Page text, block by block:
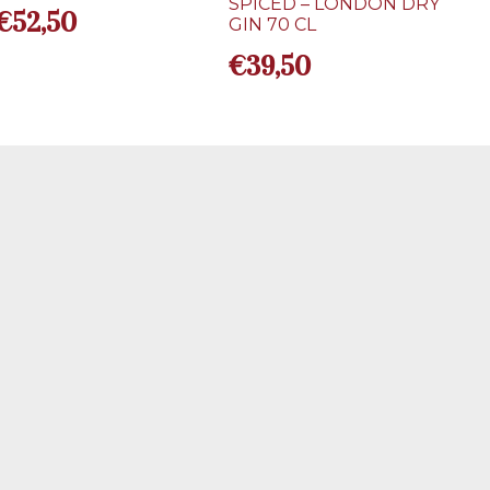
52,50
SPICED – LONDON DRY
GIN 70 CL
€39,50